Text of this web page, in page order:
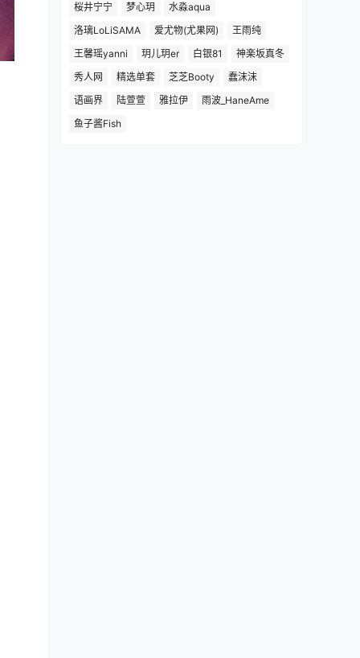
桜井宁宁
梦心玥
水淼aqua
洛璃LoLiSAMA
爱尤物(尤果网)
王雨纯
王馨瑶yanni
玥儿玥er 白银81
神楽坂真冬
秀人网
精选单套 芝芝Booty
蠢沫沫
语画界
陆萱萱 雅拉伊
雨波_HaneAme
鱼子酱Fish